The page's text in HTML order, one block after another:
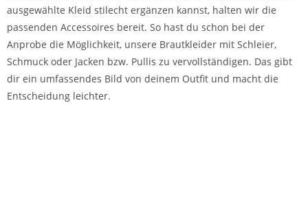
ausgewählte Kleid stilecht ergänzen kannst, halten wir die
passenden Accessoires bereit. So hast du schon bei der
Anprobe die Möglichkeit, unsere Brautkleider mit Schleier,
Schmuck oder Jacken bzw. Pullis zu vervollständigen. Das gibt
dir ein umfassendes Bild von deinem Outfit und macht die
Entscheidung leichter.